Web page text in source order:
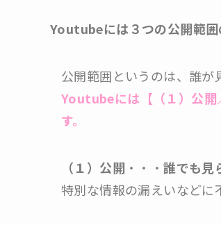
Youtubeには３つの公開範
公開範囲というのは、誰が
Youtubeには【（１）公開
す。
（１）公開 ・・・誰でも見
特別な情報の漏えいなどに